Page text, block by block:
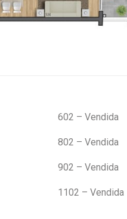
602 – Vendida
802 – Vendida
902 – Vendida
1102 – Vendida